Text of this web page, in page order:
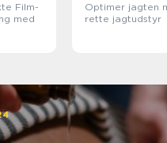
Film-
med
Optimer jagten
rette jagtudstyr